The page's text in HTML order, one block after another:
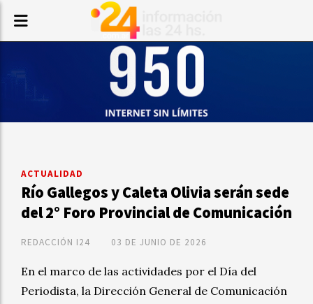
Río Gallegos y Caleta Olivia serán sede
del 2° Foro Provincial de Comunicación
ACTUALIDAD
03 DE JUNIO DE 2026
REDACCIÓN I24
En el marco de las actividades por el Día del
Periodista, la Dirección General de Comunicación